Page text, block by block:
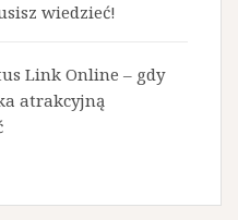
wiedzieć!
Link Online – gdy
atrakcyjną